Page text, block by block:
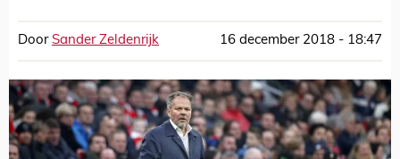
Door Sander Zeldenrijk 16 december 2018 - 18:47